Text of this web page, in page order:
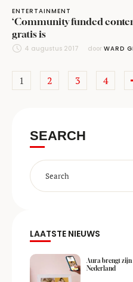
ENTERTAINMENT
‘Community funded
gratis is
4 augustus 2017 door WARD
1 2 3 4
SEARCH
LAATSTE NIEUWS
Aura brengt
Nederland